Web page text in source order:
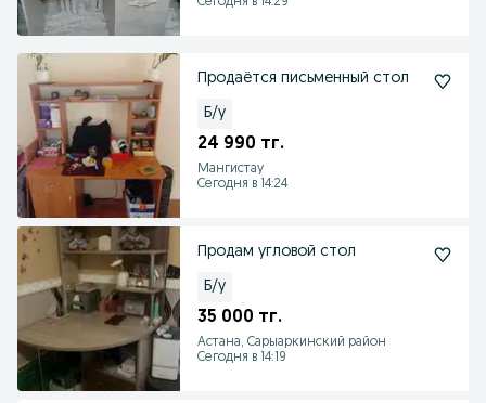
Продаётся письменный стол
Б/у
24 990 тг.
Мангистау
Сегодня в 14:24
Продам угловой стол
Б/у
35 000 тг.
Астана, Сарыаркинский район
Сегодня в 14:19